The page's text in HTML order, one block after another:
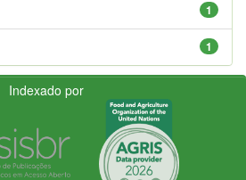
1
1
Indexado por